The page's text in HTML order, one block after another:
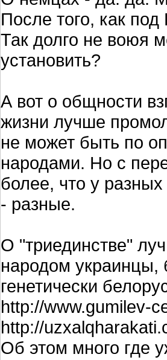
После того, как
Так долго не воюя
установить?
А вот о общности
жизни лучше
не может быть по
народами. Но с
более, что у
- разные.
О "триединстве"
народом украинцы,
генетически
http://www.gumilev-
http://
Об этом много где